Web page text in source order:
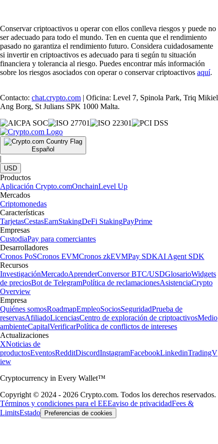
Conservar criptoactivos u operar con ellos conlleva riesgos y puede no
ser adecuado para todo el mundo. Ten en cuenta que el rendimiento
pasado no garantiza el rendimiento futuro. Considera cuidadosamente
si invertir en criptoactivos es adecuado para ti según tu situación
financiera y tolerancia al riesgo. Puedes encontrar más información
sobre los riesgos asociados con operar o conservar criptoactivos aquí.
Contacto: chat.crypto.com | Oficina: Level 7, Spinola Park, Triq Mikiel
Ang Borg, St Julians SPK 1000 Malta.
Español
|
USD
Productos
Aplicación Crypto.comOnchainLevel Up
Mercados
Criptomonedas
Características
TarjetasCestasEarnStakingDeFi StakingPayPrime
Empresas
CustodiaPay para comerciantes
Desarrolladores
Cronos PoSCronos EVMCronos zkEVMPay SDKAI Agent SDK
Recursos
InvestigaciónMercadoAprenderConversor BTC/USDGlosarioWidgets
de preciosBot de TelegramPolítica de reclamacionesAsistenciaCrypto
Overview
Empresa
Quiénes somosRoadmapEmpleoSociosSeguridadPrueba de
reservasAfiliadoLicenciasCentro de exploración de criptoactivosMedio
ambienteCapitalVerificarPolítica de conflictos de intereses
Actualizaciones
XNoticias de
productosEventosRedditDiscordInstagramFacebookLinkedinTradingV
iew
Cryptocurrency in Every Wallet™
Copyright © 2024 - 2026 Crypto.com. Todos los derechos reservados.
Términos y condiciones para el EEEaviso de privacidadFees &
LimitsEstado Preferencias de cookies